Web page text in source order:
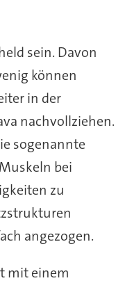
sein. Davon
können
in der
nachvollziehen.
sogenannte
bei
zu
angezogen.
mit einem